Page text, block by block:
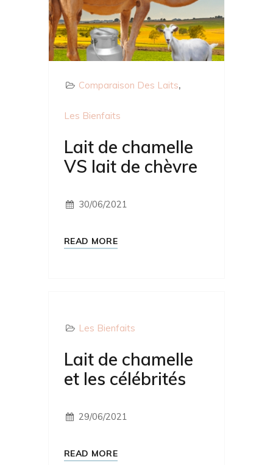
Comparaison Des Laits
Les Bienfaits
Lait de chamelle
VS lait de chèvre
30/06/2021
READ MORE
Les Bienfaits
Lait de chamelle
et les célébrités
29/06/2021
READ MORE